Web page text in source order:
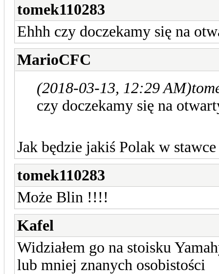
tomek110283
Ehhh czy doczekamy się na
MarioCFC
(2018-03-13, 12:29 AM)
czy doczekamy się na
Jak będzie jakiś Polak w
tomek110283
Może Blin !!!!
Kafel
Widziałem go na stoisku
lub mniej znanych osobistości